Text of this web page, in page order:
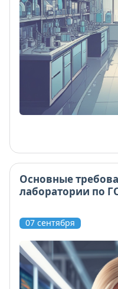
Основные
лаборатории по
07 сентября